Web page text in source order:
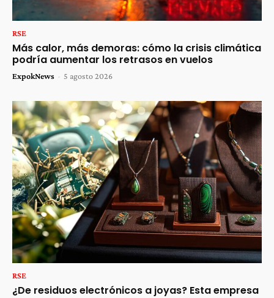
RSE
Más calor, más demoras: cómo la crisis climática
podría aumentar los retrasos en vuelos
ExpokNews - 5 agosto 2026
RSE
¿De residuos electrónicos a joyas? Esta empresa